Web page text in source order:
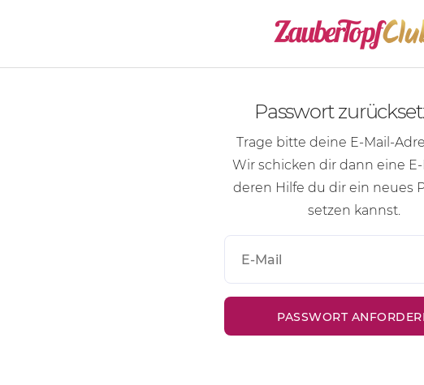
Passwort
Trage bitte deine E-Mail-
Wir schicken dir dann eine
deren Hilfe du dir ein neues
setzen kannst.